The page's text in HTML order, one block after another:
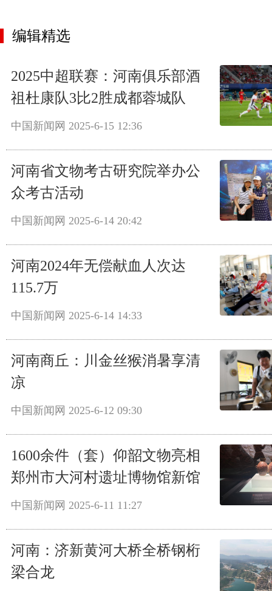
编辑精选
2025中超联赛：河南俱乐部酒
祖杜康队3比2胜成都蓉城队
中国新闻网 2025-6-15 12:36
河南省文物考古研究院举办公
众考古活动
中国新闻网 2025-6-14 20:42
河南2024年无偿献血人次达
115.7万
中国新闻网 2025-6-14 14:33
河南商丘：川金丝猴消暑享清
凉
中国新闻网 2025-6-12 09:30
1600余件（套）仰韶文物亮相
郑州市大河村遗址博物馆新馆
中国新闻网 2025-6-11 11:27
河南：济新黄河大桥全桥钢桁
梁合龙